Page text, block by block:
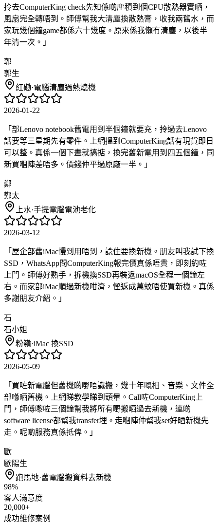
拎去ComputerKing check先知係啲塵積到個CPU散熱器實晒，
風扇完全轉唔到。師傅幫我大清塵換散熱膏，收我兩舊水，而
家玩幾個鐘game都係六十幾度。原來係我懶冇清塵，以後半
年清一次。 」
郭
郭生
紅磡·電腦清塵過熱熄機
2026-01-22
「 部Lenovo notebook舊電用到半個鐘就要充，拎過去Lenovo
話要等三星期先有零件。上網搵到ComputerKing話有現貨即日
可以整。真係一個下晝就搞掂，換完舊新電用到四五個鐘，同
新買嗰陣差唔多。價錢仲平過原廠一半。 」
鄭
鄭太
上水·手提電腦電池老化
2026-03-12
「 屋企部舊iMac慢到用唔到，諗住要換新機。朋友叫我試下換
SSD，WhatsApp問ComputerKing報完價真係唔貴，即刻約咗
上門。師傅好熟手，拆機換SSD再裝返macOS全程一個鐘左
右。而家部iMac順過新機咁濟，慳返成萬蚊唔使買新機。真係
多謝朋友介紹。 」
石
石小姐
粉嶺·iMac 換SSD
2026-05-09
「 買咗新電腦但舊機啲嘢唔識搬，幾十年嘅相、音樂、文件全
部喺晒舊機。上網睇教學睇到頭暈。Call咗ComputerKing上
門，師傅嚟咗三個鐘幫我將所有嘢搬晒過去新機，連啲
software license都幫我transfer埋。走嗰陣仲幫我set好晒新機先
走。呢啲服務真係抵俾。 」
歐
歐陽生
跑馬地·舊電腦搬資料去新機
98%
客人滿意度
20,000+
成功維修案例